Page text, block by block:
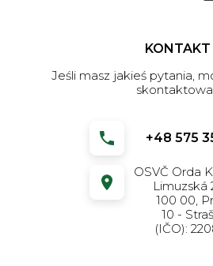
KONTAKT
Jeśli masz jakieś pytania,
+48 575
OSVČ Orda
Limuzská
100 00,
10 -
(IČO):